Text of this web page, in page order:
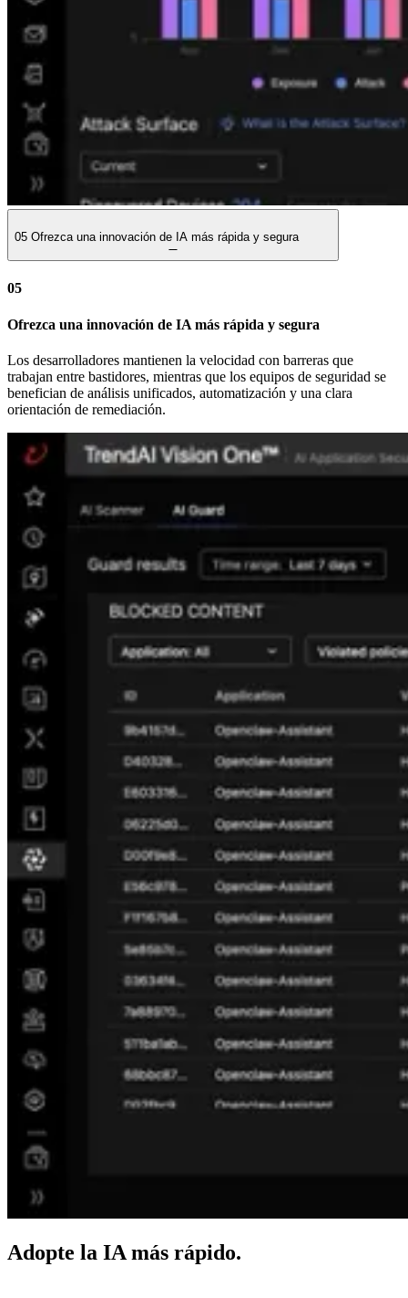
05 Ofrezca una innovación de IA más rápida y segura
05
Ofrezca una innovación de IA más rápida y segura
Los desarrolladores mantienen la velocidad con barreras que
trabajan entre bastidores, mientras que los equipos de seguridad se
benefician de análisis unificados, automatización y una clara
orientación de remediación.
Adopte la IA más rápido.